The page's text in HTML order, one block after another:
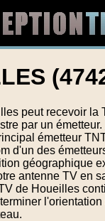
peut recevoir la
par un émetteur.
émetteur
d'un des
géographique
antenne TV en
de Houeilles